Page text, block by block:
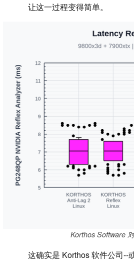
让这一过程变得简单。
Korthos Software
这确实是 Korthos 软件公司--